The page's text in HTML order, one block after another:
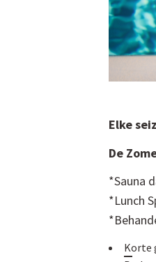
Elke
De
*Sauna
*Lunch
Korte